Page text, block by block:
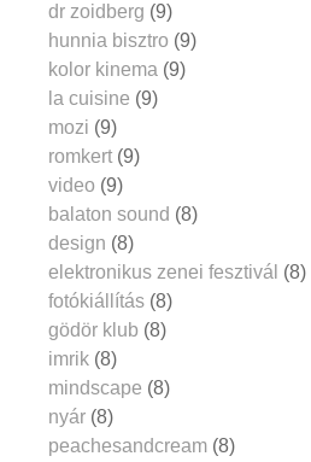
dr zoidberg (9)
hunnia bisztro (9)
kolor kinema (9)
la cuisine (9)
mozi (9)
romkert (9)
video (9)
balaton sound (8)
design (8)
elektronikus zenei fesztivál (8)
fotókiállítás (8)
gödör klub (8)
imrik (8)
mindscape (8)
nyár (8)
peachesandcream (8)